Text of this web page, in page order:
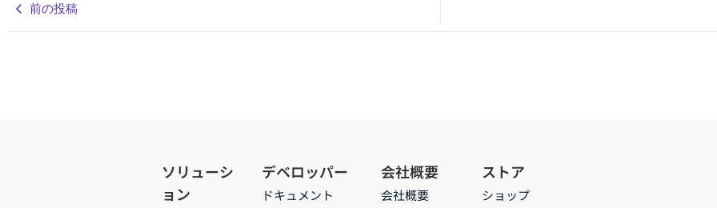
前の投稿
ソリューシ
ョン
デベロッパー
ドキュメント
会社概要
会社概要
ストア
ショップ